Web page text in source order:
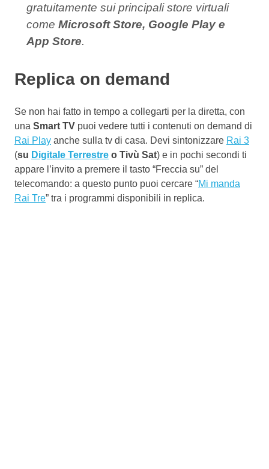
gratuitamente sui principali store virtuali
come Microsoft Store, Google Play e
App Store.
Replica on demand
Se non hai fatto in tempo a collegarti per la diretta, con
una Smart TV puoi vedere tutti i contenuti on demand di
Rai Play anche sulla tv di casa. Devi sintonizzare Rai 3
(su Digitale Terrestre o Tivù Sat) e in pochi secondi ti
appare l’invito a premere il tasto “Freccia su” del
telecomando: a questo punto puoi cercare “Mi manda
Rai Tre” tra i programmi disponibili in replica.